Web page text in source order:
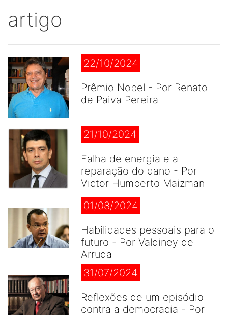
artigo
22/10/2024
Prêmio Nobel - Por Renato
de Paiva Pereira
21/10/2024
Falha de energia e a
reparação do dano - Por
Victor Humberto Maizman
01/08/2024
Habilidades pessoais para o
futuro - Por Valdiney de
Arruda
31/07/2024
Reflexões de um episódio
contra a democracia - Por